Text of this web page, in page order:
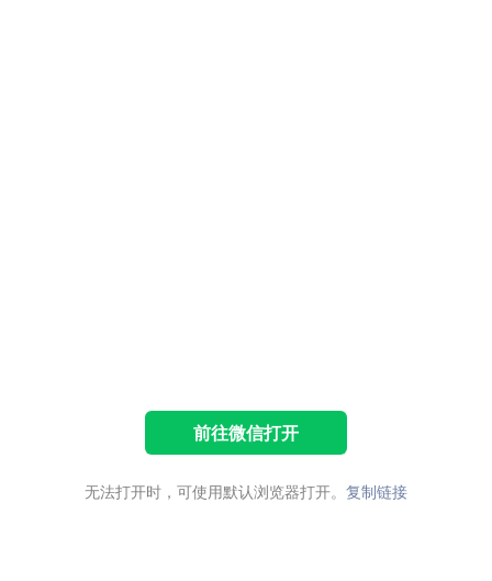
前往微信打开
无法打开时，可使用默认浏览器打开。 复制链接